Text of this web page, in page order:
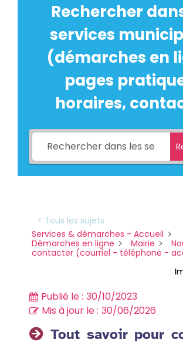
Rechercher
services
(démarches en
pages
horaires,
< Tous les sujets
Services & démarches - Accueil
Démarches en ligne
Mairie
contacter (courriel - téléphone -
Publié le : 30/10/2023
Mis à jour le : 30/06/2026
Tout savoir pour